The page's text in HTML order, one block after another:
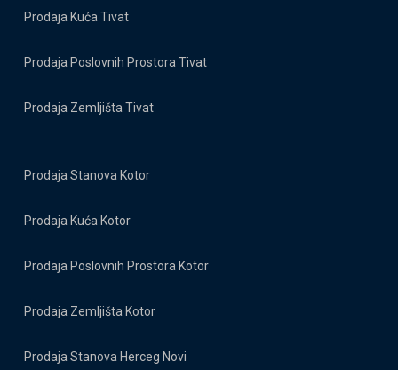
Prodaja Kuća Tivat
Prodaja Poslovnih Prostora Tivat
Prodaja Zemljišta Tivat
Prodaja Stanova Kotor
Prodaja Kuća Kotor
Prodaja Poslovnih Prostora Kotor
Prodaja Zemljišta Kotor
Prodaja Stanova Herceg Novi